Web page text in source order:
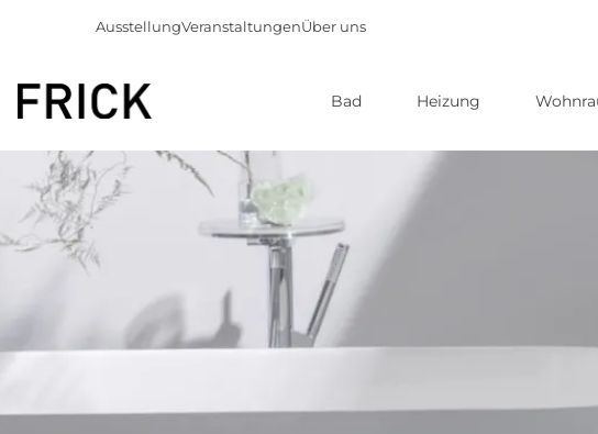
Inhalt
AusstellungVeranstaltungenÜber uns
Bad Heizung